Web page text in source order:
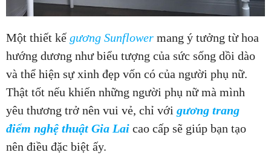
Một thiết kếgương Sunflower mang ý tưởng từ hoa
hướng dương như biểu tượng của sức sống dồi dào
và thể hiện sự xinh đẹp vốn có của người phụ nữ.
Thật tốt nếu khiến những người phụ nữ mà mình
yêu thương trở nên vui vẻ, chỉ với gương trang
điểm nghệ thuật Gia Lai cao cấp sẽ giúp bạn tạo
nên điều đặc biệt ấy.